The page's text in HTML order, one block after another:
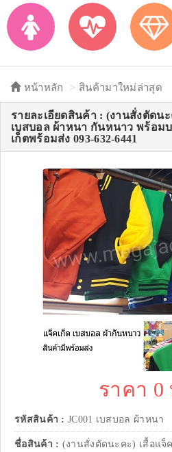
หน้าหลัก สินค้ามาใหม่ล่าสุด
รายละเอียดสินค้า : (งานสั่งตัดนะ
เบสบอล ผ้าหนา กันหนาว พร้อม
เก็ตพร้อมส่ง 093-632-6441
ราคา 0
รหัสสินค้า : JC001 เบสบอล ผ้าหนา
ชื่อสินค้า : (งานสั่งตัดนะคะ) เสื้อแจ็